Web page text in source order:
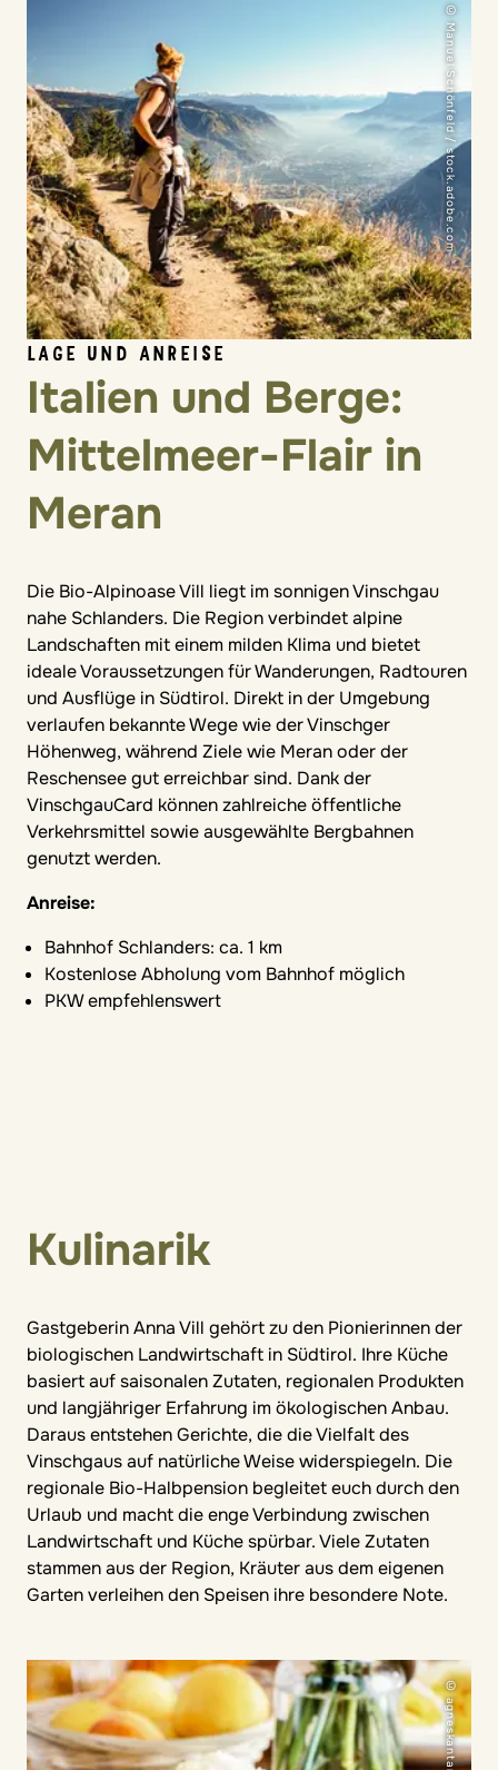
LAGE UND ANREISE
Italien und Berge:
Mittelmeer-Flair in
Meran
Die Bio-Alpinoase Vill liegt im sonnigen Vinschgau
nahe Schlanders. Die Region verbindet alpine
Landschaften mit einem milden Klima und bietet
ideale Voraussetzungen für Wanderungen, Radtouren
und Ausflüge in Südtirol. Direkt in der Umgebung
verlaufen bekannte Wege wie der Vinschger
Höhenweg, während Ziele wie Meran oder der
Reschensee gut erreichbar sind. Dank der
VinschgauCard können zahlreiche öffentliche
Verkehrsmittel sowie ausgewählte Bergbahnen
genutzt werden.
Anreise:
Bahnhof Schlanders: ca. 1 km
Kostenlose Abholung vom Bahnhof möglich
PKW empfehlenswert
© Manuel Schönfeld / stock.adobe.com
Kulinarik
Gastgeberin Anna Vill gehört zu den Pionierinnen der
biologischen Landwirtschaft in Südtirol. Ihre Küche
basiert auf saisonalen Zutaten, regionalen Produkten
und langjähriger Erfahrung im ökologischen Anbau.
Daraus entstehen Gerichte, die die Vielfalt des
Vinschgaus auf natürliche Weise widerspiegeln. Die
regionale Bio-Halbpension begleitet euch durch den
Urlaub und macht die enge Verbindung zwischen
Landwirtschaft und Küche spürbar. Viele Zutaten
stammen aus der Region, Kräuter aus dem eigenen
Garten verleihen den Speisen ihre besondere Note.